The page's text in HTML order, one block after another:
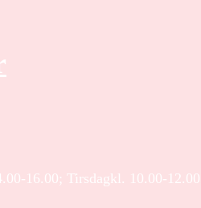
16.00; Tirsdagkl. 10.00-